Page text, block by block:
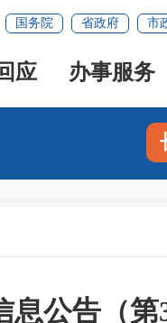
国务院 省政府 市
应 办事服务
公告（第3